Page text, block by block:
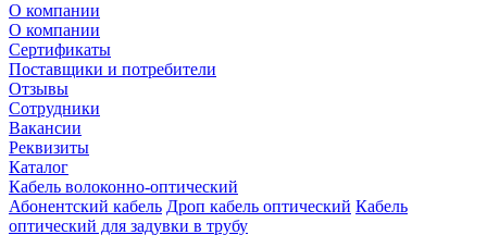
О компании
О компании
Сертификаты
Поставщики и потребители
Отзывы
Сотрудники
Вакансии
Реквизиты
Каталог
Кабель волоконно-оптический
Абонентский кабель Дроп кабель оптический Кабель
оптический для задувки в трубу